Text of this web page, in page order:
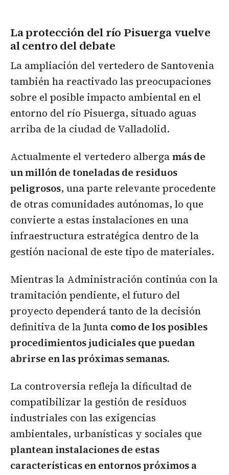
La protección del río Pisuerga vuelve
al centro del debate
La ampliación del vertedero de Santovenia
también ha reactivado las preocupaciones
sobre el posible impacto ambiental en el
entorno del río Pisuerga, situado aguas
arriba de la ciudad de Valladolid.
Actualmente el vertedero albergamás de
un millón de toneladas de residuos
peligrosos, una parte relevante procedente
de otras comunidades autónomas, lo que
convierte a estas instalaciones en una
infraestructura estratégica dentro de la
gestión nacional de este tipo de materiales.
Mientras la Administración continúa con la
tramitación pendiente, el futuro del
proyecto dependerá tanto de la decisión
definitiva de la Junta como de los posibles
procedimientos judiciales que puedan
abrirse en las próximas semanas.
La controversia refleja la dificultad de
compatibilizar la gestión de residuos
industriales con las exigencias
ambientales, urbanísticas y sociales que
plantean instalaciones de estas
características en entornos próximos a